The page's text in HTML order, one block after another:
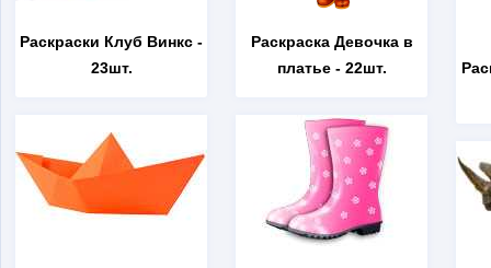
Раскраски Клуб Винкс -
23шт.
Раскраска Девочка в
платье- 22шт.